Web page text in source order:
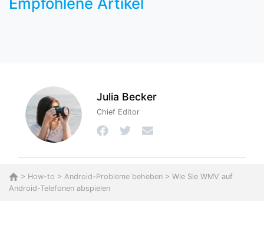
Julia Becker
Chief Editor
> How-to > Android-Probleme beheben > Wie Sie WMV auf
Android-Telefonen abspielen